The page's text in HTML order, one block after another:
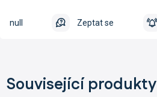
Zeptat se
null
Související produkty